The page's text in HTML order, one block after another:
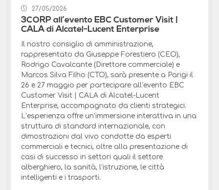
27/05/2026
3CORP all’evento EBC Customer Visit |
CALA di Alcatel-Lucent Enterprise
Il nostro consiglio di amministrazione,
rappresentato da Giuseppe Forestiero (CEO),
Rodrigo Cavalcante (Direttore commerciale) e
Marcos Silva Filho (CTO), sarà presente a Parigi il
26 e 27 maggio per partecipare all’evento EBC
Customer Visit | CALA di Alcatel-Lucent
Enterprise, accompagnato da clienti strategici.
L’esperienza offre un’immersione interattiva in una
struttura di standard internazionale, con
dimostrazioni dal vivo condotte da esperti
commerciali e tecnici, oltre alla presentazione di
casi di successo in settori quali il settore
alberghiero, la sanità, l’istruzione, le città
intelligenti e i trasporti.